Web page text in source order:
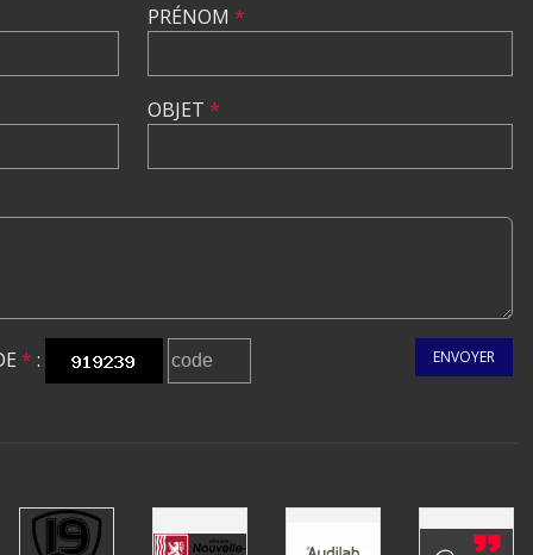
PRÉNOM *
OBJET *
* : ENVOYER